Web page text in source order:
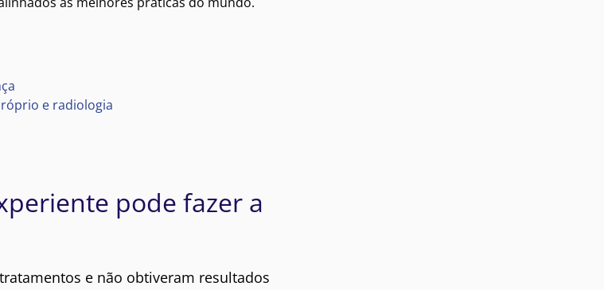
e radiologia
pode fazer a
e não obtiveram resultados